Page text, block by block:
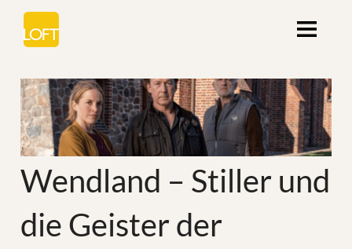
Wendland – Stiller und
die Geister der